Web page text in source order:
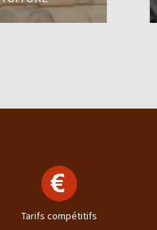
Tarifs compétitifs